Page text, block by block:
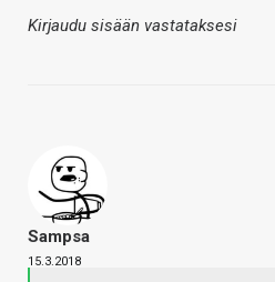
Kirjaudu sisään vastataksesi
Sampsa
15.3.2018